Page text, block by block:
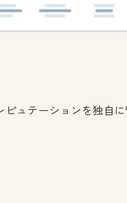
ュテーションを独自に